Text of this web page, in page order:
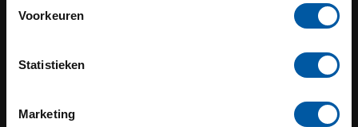
Voorkeuren
Statistieken
Marketing
SERVICE
3433KL Nieuwegein
+31 (0) 348 20 0002